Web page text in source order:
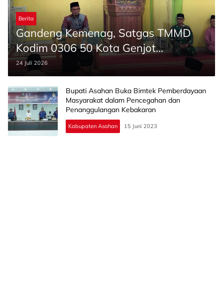
Berita
Gandeng Kemenag, Satgas TMMD
Kodim 0306 50 Kota Genjot
Pemberdayaan Masyarakat
24 Juli 2026
Bupati Asahan Buka Bimtek Pemberdayaan
Masyarakat dalam Pencegahan dan
Penanggulangan Kebakaran
Kabupaten Asahan 15 Juni 2023